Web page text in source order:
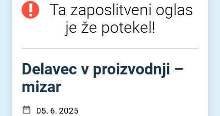
Ta zaposlitveni oglas
je že potekel!
Delavec v proizvodnji –
mizar
05. 6. 2025